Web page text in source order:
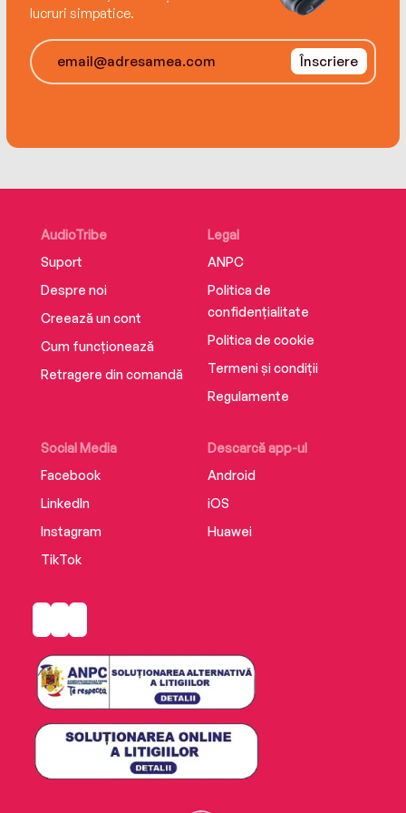
lucruri simpatice.
Înscriere
AudioTribe
Suport
Despre noi
Creează un cont
Cum funcționează
Retragere din comandă
Social Media
Facebook
LinkedIn
Instagram
TikTok
Descarcă app-ul
Android
iOS
Huawei
Legal
ANPC
Politica de
confidențialitate
Politica de cookie
Termeni și condiții
Regulamente